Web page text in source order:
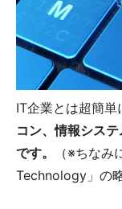
IT企業とは超簡単
コン、情報シス
です。
（※ちな
Technology」の